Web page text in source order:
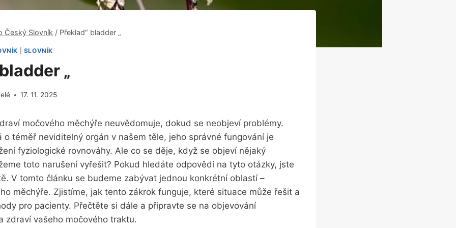
Český Slovník / Překlad“ bladder „
SLOVNÍK
„
17. 11. 2025
⁤močového měchýře neuvědomuje, dokud se neobjeví‌ problémy.
o téměř neviditelný orgán v našem těle, ⁣jeho správné fungování je⁢
fyziologické rovnováhy. Ale co se děje, když se objeví nějaký
toto narušení vyřešit? Pokud hledáte‍ odpovědi na tyto otázky, jste
V tomto článku se budeme⁢ zabývat ‍jednou konkrétní oblastí –
měchýře. Zjistíme, jak tento zákrok funguje, které⁤ situace může řešit a
pro pacienty. Přečtěte si ‍dále a připravte se na objevování
zdraví vašeho močového‍ traktu.